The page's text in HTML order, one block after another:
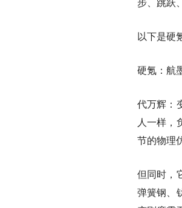
以下是硬
硬氪：航
代万辉：
人一样，
节的物理
但同时，
弹簧钢、